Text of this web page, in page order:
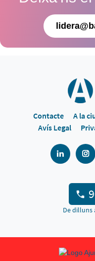
Contacte A la
Avís Legal
De dilluns